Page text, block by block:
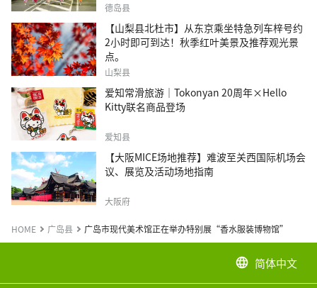
德岛县
【山梨县北杜市】从东京乘坐特急列车梓号约
2小时即可到达！秋季红叶美景及推荐观光景
点。
山梨县
爱知常滑旅游｜Tokonyan 20周年×Hello
Kitty联名商品登场
爱知县
【大阪MICE场地推荐】难波至关西国际机场会
议、展览及活动场地指南
大阪府
HOME 广岛县 广岛市现代美术馆正在举办特别展“香水服装博物馆”
language 简体中文